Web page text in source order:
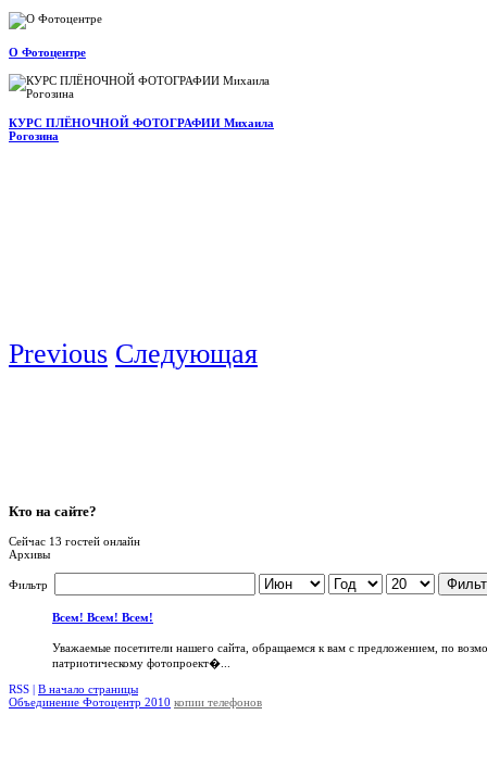
О Фотоцентре
КУРС ПЛЁНОЧНОЙ ФОТОГРАФИИ Михаила
Рогозина
Previous Следующая
Кто на сайте?
Сейчас 13 гостей онлайн
Архивы
Фильтр
Всем! Всем! Всем!
Уважаемые посетители нашего сайта, обращаемся к вам с предложением, по
патриотическому фотопроект�...
RSS | В начало страницы
Объединение Фотоцентр 2010 копии телефонов